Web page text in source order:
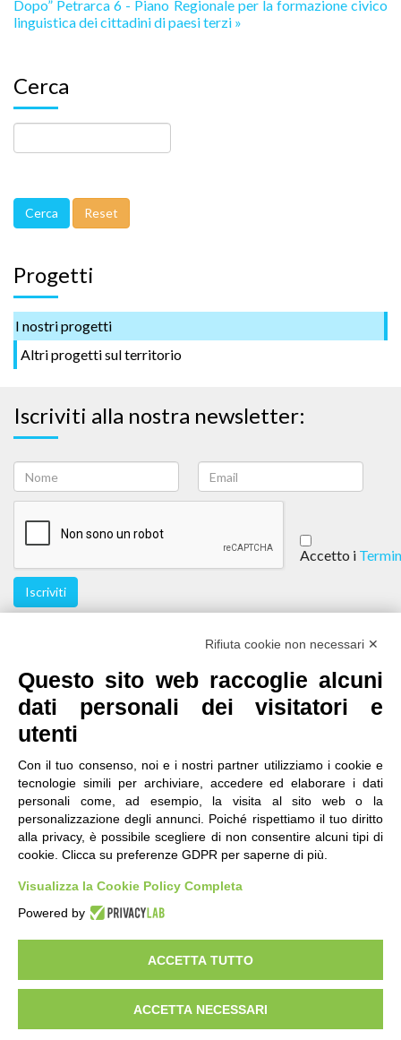
Dopo” Petrarca 6 - Piano Regionale per la formazione civico
linguistica dei cittadini di paesi terzi »
Cerca
Progetti
I nostri progetti
Altri progetti sul territorio
Iscriviti alla nostra newsletter:
Accetto i
Iscriviti
contatti| qualità accessibilità |privacy|
note legali
IRES Piemonte - Istituto di Ricerche Economico
Sociali del Piemonte
Via Nizza 18, 10125 Torino - C.F.80084650011
P.Iva 04328830015
© 2018 All Rights Reserved
Rifiuta cookie non necessari ✕
Questo sito web raccoglie alcuni
dati personali dei visitatori e
utenti
Con il tuo consenso, noi e i nostri partner utilizziamo i cookie e
tecnologie simili per archiviare, accedere ed elaborare i dati
personali come, ad esempio, la visita al sito web o la
personalizzazione degli annunci. Poiché rispettiamo il tuo diritto
alla privacy, è possibile scegliere di non consentire alcuni tipi di
cookie. Clicca su preferenze GDPR per saperne di più.
Visualizza la Cookie Policy Completa
Powered by
ACCETTA TUTTO
ACCETTA NECESSARI